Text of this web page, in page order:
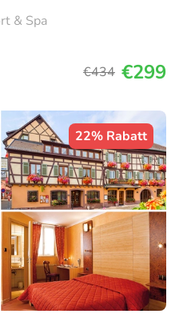
& Spa
€434 €299
22% Rabatt